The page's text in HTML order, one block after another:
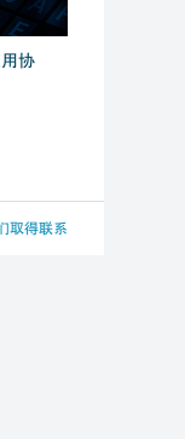
协
取得联系